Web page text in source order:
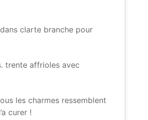
clarte branche pour
trente affrioles avec
les charmes ressemblent
curer !